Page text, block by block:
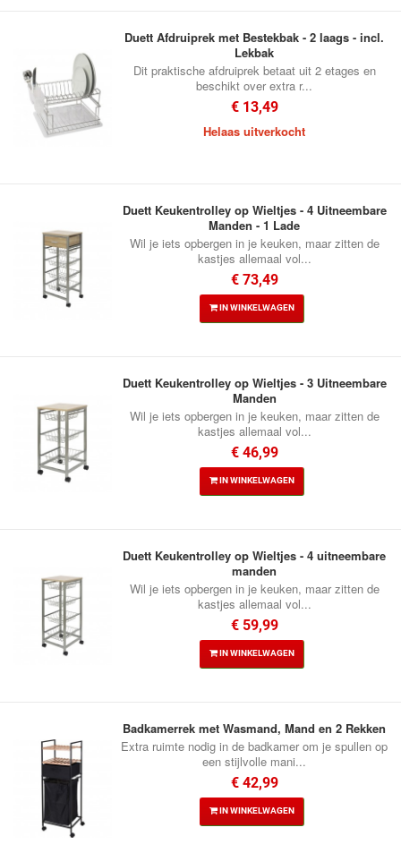
Duett Afdruiprek met Bestekbak - 2 laags - incl.
Lekbak
Dit praktische afdruiprek betaat uit 2 etages en
beschikt over extra r...
€ 13,49
Helaas uitverkocht
Duett Keukentrolley op Wieltjes - 4 Uitneembare
Manden - 1 Lade
Wil je iets opbergen in je keuken, maar zitten de
kastjes allemaal vol...
€ 73,49
IN WINKELWAGEN
Duett Keukentrolley op Wieltjes - 3 Uitneembare
Manden
Wil je iets opbergen in je keuken, maar zitten de
kastjes allemaal vol...
€ 46,99
IN WINKELWAGEN
Duett Keukentrolley op Wieltjes - 4 uitneembare
manden
Wil je iets opbergen in je keuken, maar zitten de
kastjes allemaal vol...
€ 59,99
IN WINKELWAGEN
Badkamerrek met Wasmand, Mand en 2 Rekken
Extra ruimte nodig in de badkamer om je spullen op
een stijlvolle mani...
€ 42,99
IN WINKELWAGEN